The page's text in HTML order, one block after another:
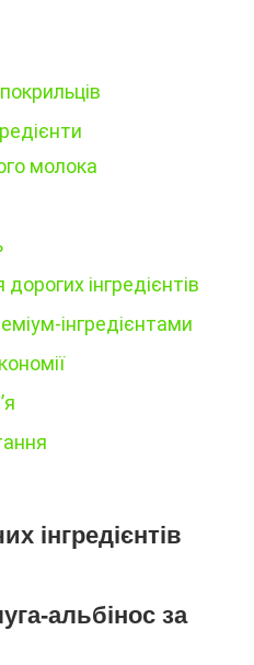
молока
інгредієнтів
інгредієнтами
інгредієнтів
альбінос за